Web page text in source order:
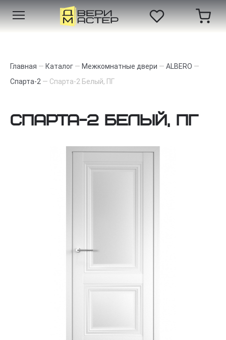
Главная — Каталог — Межкомнатные двери — ALBERO —
Спарта-2 — Спарта-2 Белый, ПГ
Спарта-2 Белый, ПГ